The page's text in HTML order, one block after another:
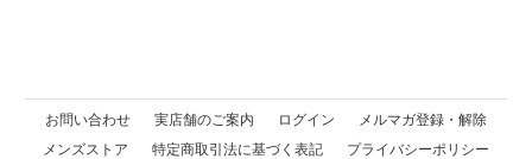
お問い合わせ 実店舗のご案内 ログイン
メルマガ登録・解除
メンズストア
特定商取引法に基づく表記 プライバシーポリシー